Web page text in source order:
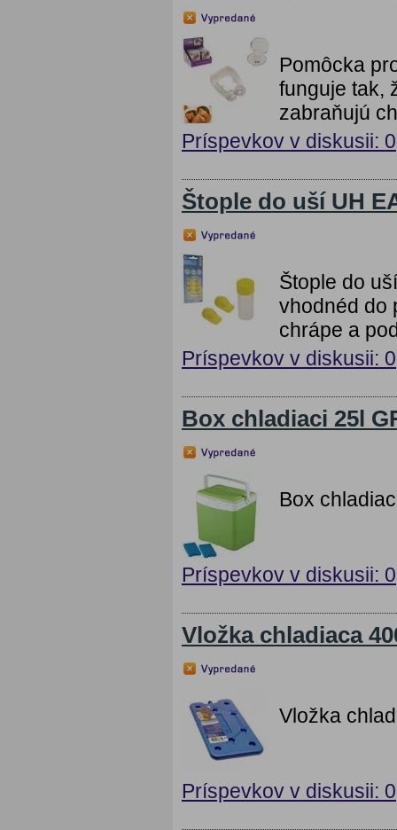
Pomôcka
funguje tak,
zabraňujú
Príspevkov v diskusii: 0
Štople do uší UH
Štople do
vhodnéd do
chrápe a
Príspevkov v diskusii: 0
Box chladiaci 25l
Box
Príspevkov v diskusii: 0
Vložka chladiaca
Vložka
Príspevkov v diskusii: 0